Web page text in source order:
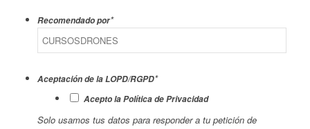
Recomendado por*
Aceptación de la LOPD/RGPD*
Acepto la Política de Privacidad
Solo usamos tus datos para responder a tu petición de